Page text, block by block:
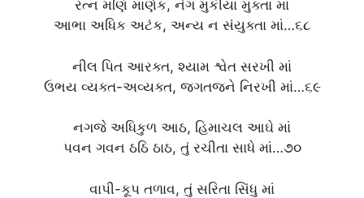
રત્ન મણિ માણેક, નંગ મુકીયાં મુક્તા માં
આભા અધિક અટંક, અન્ય ન સંયુક્તા માં…૬૮
નીલ પિત આરક્ત, શ્યામ શ્વેત સરખી માં
ઉભય વ્યક્ત-અવ્યક્ત, જગતજને નિરખી માં…૬૯
નગજે અધિકુળ આઠ, હિમાચલ આઘે માં
પવન ગવન ઠઠિ ઠાઠ, તું રચીતા સાધે માં…૭૦
વાપી-કૂપ તળાવ, તું સરિતા સિંધુ માં